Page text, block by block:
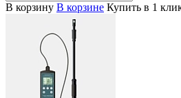
В корзину В корзине Купить в 1